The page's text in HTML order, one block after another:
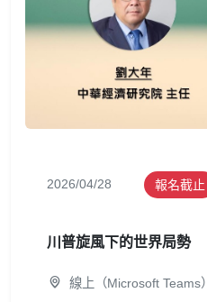
2026/04/28 報名截止
川普旋風下的世界局勢
線上（Microsoft Teams）